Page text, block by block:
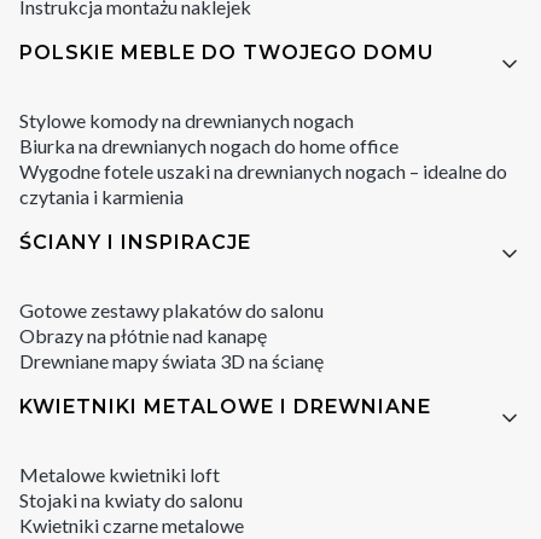
Instrukcja montażu naklejek
POLSKIE MEBLE DO TWOJEGO DOMU
Stylowe komody na drewnianych nogach
Biurka na drewnianych nogach do home office
Wygodne fotele uszaki na drewnianych nogach – idealne do
czytania i karmienia
ŚCIANY I INSPIRACJE
Gotowe zestawy plakatów do salonu
Obrazy na płótnie nad kanapę
Drewniane mapy świata 3D na ścianę
KWIETNIKI METALOWE I DREWNIANE
Metalowe kwietniki loft
Stojaki na kwiaty do salonu
Kwietniki czarne metalowe